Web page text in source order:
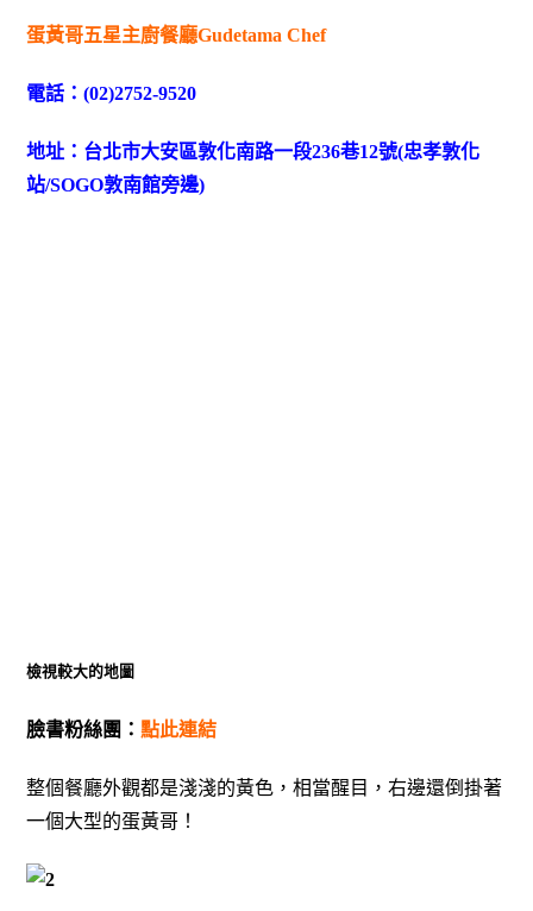
蛋黃哥五星主廚餐廳Gudetama Chef
電話：(02)2752-9520
地址：台北市大安區敦化南路一段236巷12號(忠孝敦化
站/SOGO敦南館旁邊)
檢視較大的地圖
臉書粉絲團： 點此連結
整個餐廳外觀都是淺淺的黃色，相當醒目，右邊還倒掛著
一個大型的蛋黃哥！